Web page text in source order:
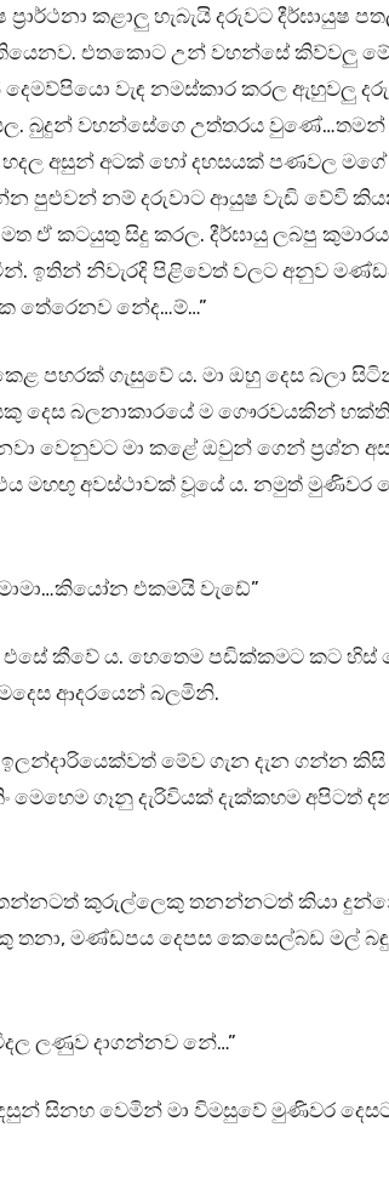
කළාලු හැබැයි දරුවට දීර්ඝායුෂ
එතකොට උන් වහන්සේ කිව්වලු
වැඳ නමස්කාර කරල ඇහුවලු
බුදුන් වහන්සේගෙ උත්තරය වුණේ…තමන්
අසුන් අටක් හෝ දහසයක් පණවල මගේ
පුළුවන් නම් දරුවාට ආයුෂ වැඩි වේවි
ඒ කටයුතු සිදු කරල. දීර්ඝායු ලබපු
ඉතින් නිවැරදි පිළිවෙත් වලට අනුව
නේද…ම්…”
පහරක් ගැසුවේ ය. මා ඔහු දෙස බලා
දෙස බලනාකාරයේ ම ගෞරවයකින්
වෙනුවට මා කළේ ඔවුන් ගෙන් ප්‍රශ්න
මහඟු අවස්ථාවක් වූයේ ය. නමුත් මුණිවර
එකමයි වැඩේ”
එසේ කීවේ ය. හෙතෙම පඩික්කමට කට
ආදරයෙන් බලමිනි.
මේව ගැන දැන ගන්න
ගෑනු දැරිවියක් දැක්කහම අපිටත්
කුරුල්ලෙකු තනන්නටත් කියා
මණ්ඩපය දෙපස කෙසෙල්බඩ මල්
ලණුව දාගන්නව නේ…”
සිනහ වෙමින් මා විමසුවේ මුණිවර